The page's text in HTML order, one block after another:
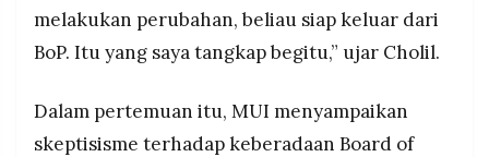
melakukan perubahan, beliau siap keluar dari
BoP. Itu yang saya tangkap begitu,” ujar Cholil.
Dalam pertemuan itu, MUI menyampaikan
skeptisisme terhadap keberadaan Board of